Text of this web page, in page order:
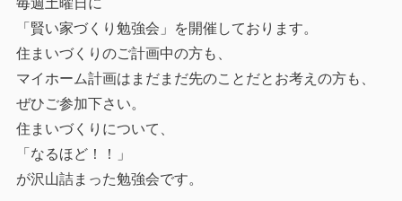
「賢い家づくり勉強会」を開催しております。
住まいづくりのご計画中の方も、
マイホーム計画はまだまだ先のことだとお考えの方も、
ぜひご参加下さい。
住まいづくりについて、
「なるほど！！」
が沢山詰まった勉強会です。